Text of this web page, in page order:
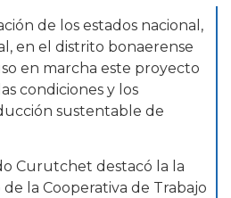
de los estados nacional,
en el distrito bonaerense
en marcha este proyecto
condiciones y los
sustentable de
Curutchet destacó la la
la Cooperativa de Trabajo